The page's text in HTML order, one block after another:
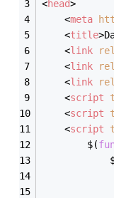
<head>
<meta
<title>
<link
<link
<link
<script
<script
<script
		$(